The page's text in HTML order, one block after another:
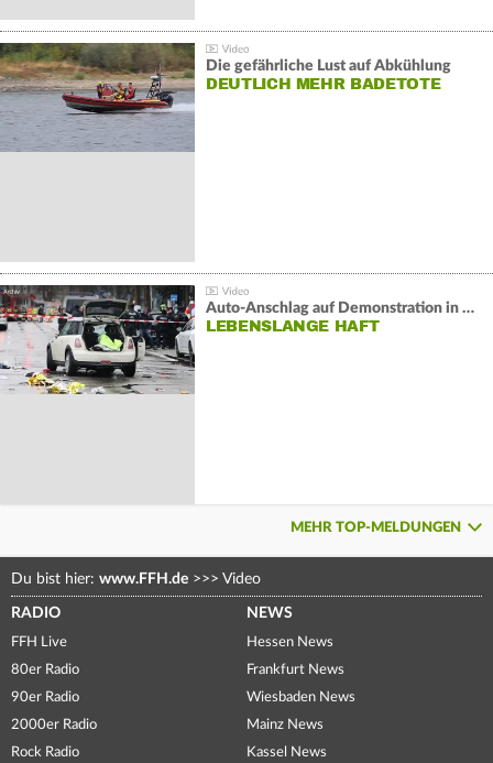
Die gefährliche Lust auf Abkühlung
DEUTLICH MEHR BADETOTE
Auto-Anschlag auf Demonstration in München:
LEBENSLANGE HAFT
MEHR TOP-MELDUNGEN
Du bist hier: www.FFH.de >>> Video
RADIO
FFH Live
80er Radio
90er Radio
2000er Radio
Rock Radio
NEWS
Hessen News
Frankfurt News
Wiesbaden News
Mainz News
Kassel News